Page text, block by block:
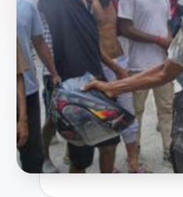
r
i
t
a
T
e